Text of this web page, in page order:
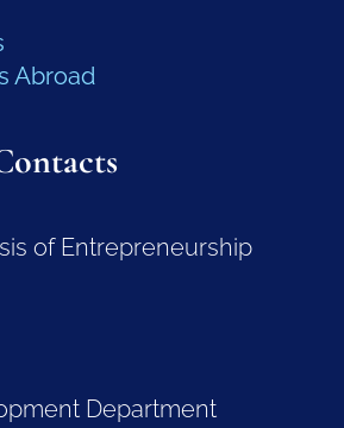
Abroad
of Entrepreneurship
Department